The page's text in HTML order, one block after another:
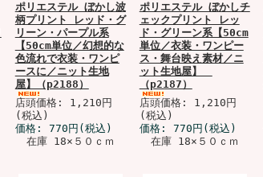
ポリエステル ぼかし波
柄プリント レッド・グ
リーン・パープル系
【50cm単位／幻想的な
色流れで衣装・ワンピ
ースに／ニット生地
屋】（p2188）
店頭価格: 1,210円
(税込)
価格: 770円 (税込)
在庫 18×５０ｃｍ
ポリエステル ぼかしチ
ェックプリント レッ
ド・グリーン系【50cm
単位／衣装・ワンピー
ス・舞台映え素材／ニ
ット生地屋】
（p2187）
店頭価格: 1,210円
(税込)
価格: 770円 (税込)
在庫 18×５０ｃｍ